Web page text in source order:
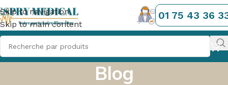
Skip to navigation
Skip to main content
01 75 43 36
Blog